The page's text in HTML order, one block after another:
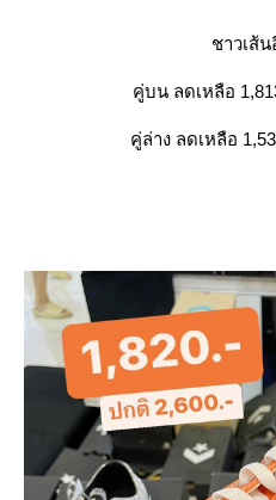
ชาวเส้
คู่บน ลดเหลือ
คู่ล่าง ลดเหลือ